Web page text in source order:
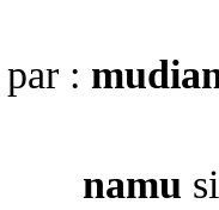
:
namu